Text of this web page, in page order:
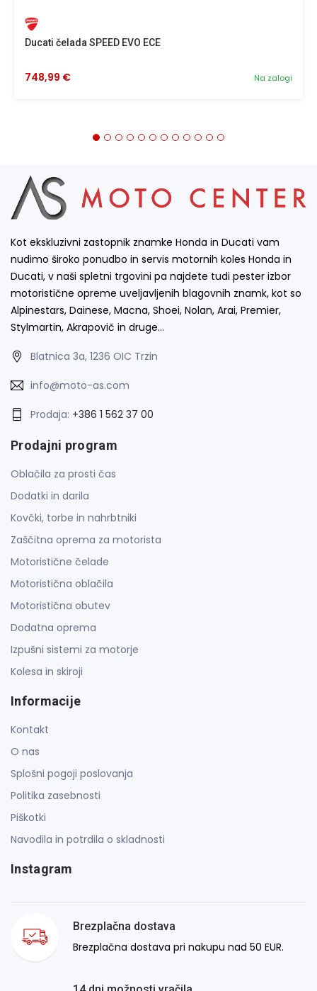
Ducati čelada SPEED EVO ECE
Na zalogi
748,99 €
Kot ekskluzivni zastopnik znamke Honda in Ducati vam
nudimo široko ponudbo in servis motornih koles Honda in
Ducati, v naši spletni trgovini pa najdete tudi pester izbor
motoristične opreme uveljavljenih blagovnih znamk, kot so
Alpinestars, Dainese, Macna, Shoei, Nolan, Arai, Premier,
Stylmartin, Akrapovič in druge…
Blatnica 3a, 1236 OIC Trzin
info@moto-as.com
Prodaja: +386 1 562 37 00
Prodajni program
Oblačila za prosti čas
Dodatki in darila
Kovčki, torbe in nahrbtniki
Zaščitna oprema za motorista
Motoristične čelade
Motoristična oblačila
Motoristična obutev
Dodatna oprema
Izpušni sistemi za motorje
Kolesa in skiroji
Informacije
Kontakt
O nas
Splošni pogoji poslovanja
Politika zasebnosti
Piškotki
Navodila in potrdila o skladnosti
Instagram
Brezplačna dostava
Brezplačna dostava pri nakupu nad 50 EUR.